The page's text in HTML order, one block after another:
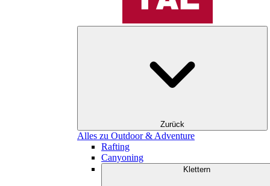
Zurück
Alles zu Outdoor & Adventure
Rafting
Canyoning
Klettern